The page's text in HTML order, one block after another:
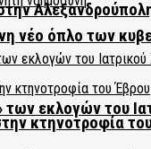
των εκλογών του
νέο όπλο των
κτηνοτροφία